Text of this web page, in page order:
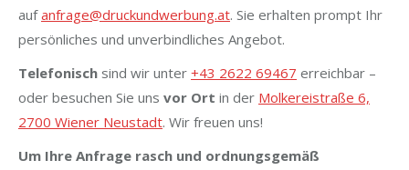
aufanfrage@druckundwerbung.at. Sie erhalten prompt Ihr
persönliches und unverbindliches Angebot.
Telefonisch sind wir unter +43 2622 69467 erreichbar –
oder besuchen Sie uns vor Ort in der Molkereistraße 6,
2700 Wiener Neustadt. Wir freuen uns!
Um Ihre Anfrage rasch und ordnungsgemäß